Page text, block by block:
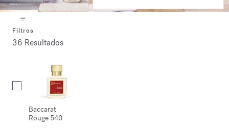
Filtros
36 Resultados
Baccarat
Rouge 540